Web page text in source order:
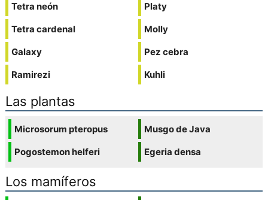
Tetra neón
Tetra cardenal
Galaxy
Ramirezi
Platy
Molly
Pez cebra
Kuhli
Las plantas
Microsorum pteropus
Pogostemon helferi
Musgo de Java
Egeria densa
Los mamíferos